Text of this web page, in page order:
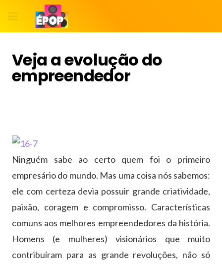
Veja a evolução do
empreendedor
Ninguém sabe ao certo quem foi o primeiro
empresário do mundo. Mas uma coisa nós sabemos:
ele com certeza devia possuir grande criatividade,
paixão, coragem e compromisso. Características
comuns aos melhores empreendedores da história.
Homens (e mulheres) visionários que muito
contribuíram para as grande revoluções, não só